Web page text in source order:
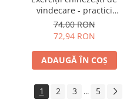
vindecare - practici
personalizate pentru sănătate
şi longevitate
74,00 RON
72,94 RON
ADAUGĂ ÎN COȘ
1 2 3 ... 5